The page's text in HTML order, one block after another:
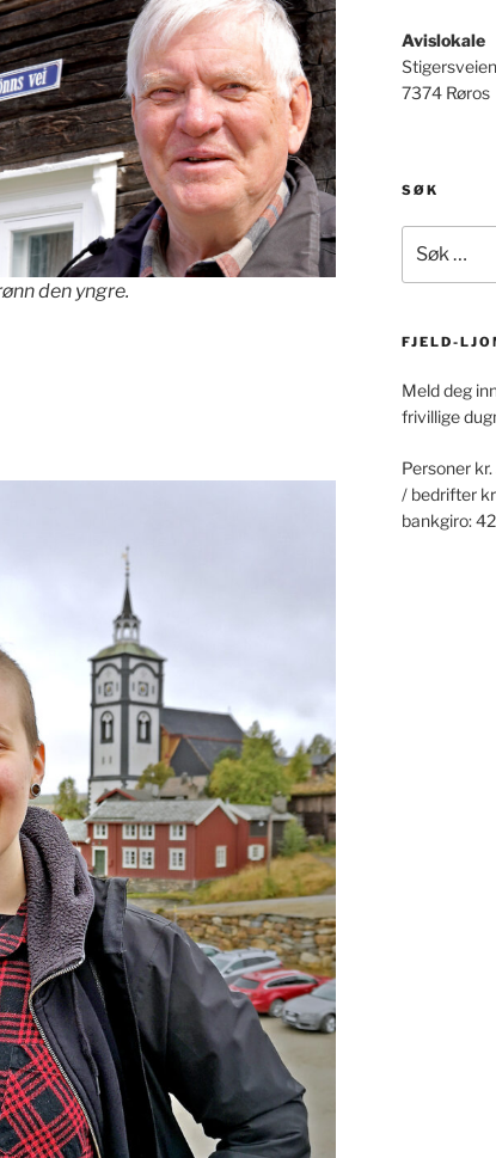
den yngre.
Avislokale
7374 Røros
SØK
etter:
FJELD-
Meld deg
frivillige
Personer
/ bedrifter
bankgiro: